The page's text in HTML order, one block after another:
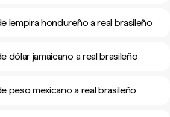
lempira hondureño a real brasileño
dólar jamaicano a real brasileño
peso mexicano a real brasileño